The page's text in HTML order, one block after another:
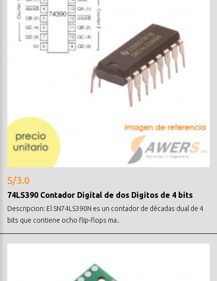
S/3.0
74LS390 Contador Digital de dos Digitos de 4 bits
Descripcion: El SN74LS390N es un contador de décadas dual de 4
bits que contiene ocho flip-flops ma..